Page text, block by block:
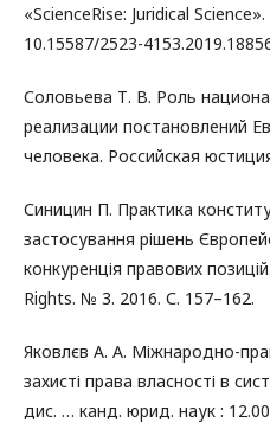
«ScienceRise: Juridical
10.15587/2523-
Соловьева Т. В. Роль
реализации постановлений
человека. Российская
Синицин П. Практика
застосування рішень
конкуренція правових
Rights. № 3. 2016. С. 157–162.
Яковлєв А. А. Міжнародно-
захисті права власності в
дис. … канд. юрид. наук :